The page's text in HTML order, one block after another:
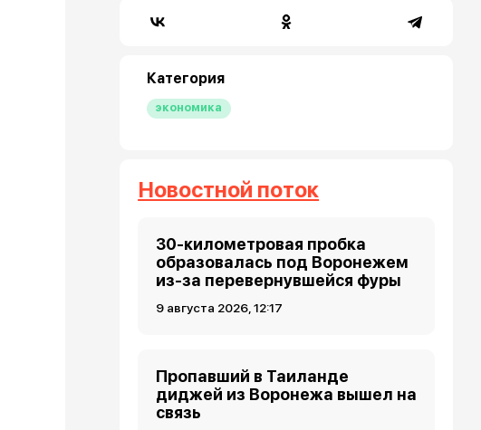
Категория
экономика
Новостной поток
30-километровая пробка
образовалась под Воронежем
из-за перевернувшейся фуры
9 августа 2026, 12:17
Пропавший в Таиланде
диджей из Воронежа вышел на
связь